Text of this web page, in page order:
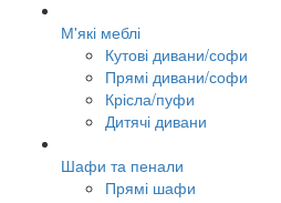
М'які меблі
Кутові дивани/софи
Прямі дивани/софи
Крісла/пуфи
Дитячі дивани
Шафи та пенали
Прямі шафи